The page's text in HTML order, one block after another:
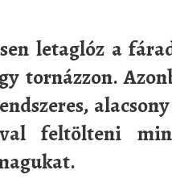
letaglóz a
tornázzon.
feltölteni